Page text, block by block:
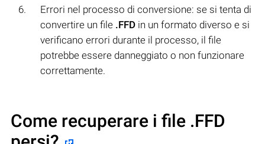
Errori nel processo di conversione: se si tenta di
convertire un file .FFD in un formato diverso e si
verificano errori durante il processo, il file
potrebbe essere danneggiato o non funzionare
correttamente.
Come recuperare i file .FFD